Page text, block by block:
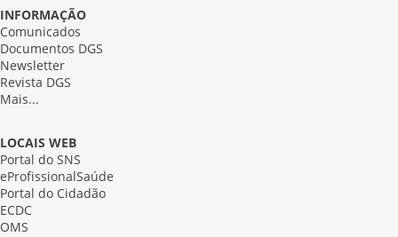
INFORMAÇÃO
Comunicados
Documentos DGS
Newsletter
Revista DGS
Mais...
LOCAIS WEB
Portal do SNS
eProfissionalSaúde
Portal do Cidadão
ECDC
OMS